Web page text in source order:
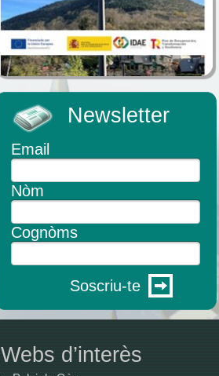
Newsletter
Email
Nòm
Cognòms
Soscriu-te
Webs d’interès